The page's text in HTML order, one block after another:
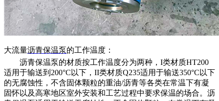
大流量沥青保温泵的工作温度：
沥青保温泵的材质按工作温度分为两种， I类材质HT200
适用于输送到200°C以下，II类材质Q235适用于输送350°C以下
的无腐蚀性，不含固体颗粒的重油/沥青等各类在常温下有凝
固怀以及高寒地区室外安装和工艺过程中要求保温的场合。沥